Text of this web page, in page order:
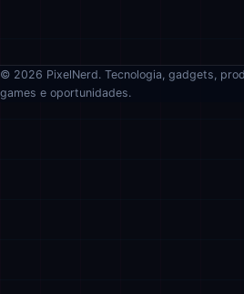
© 2026 PixelNerd. Tecnologia, gadgets,
games e oportunidades.